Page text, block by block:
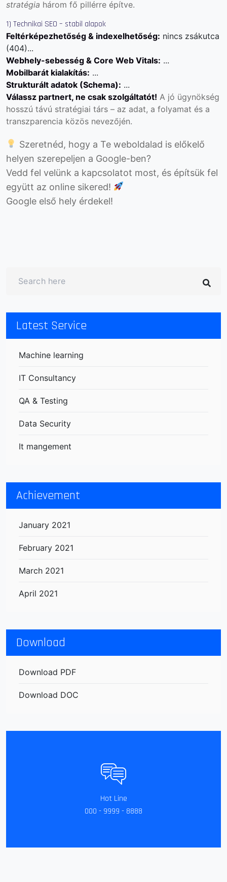
stratégia három fő pillérre építve.
1) Technikai SEO – stabil alapok
Feltérképezhetőség & indexelhetőség: nincs zsákutca
(404)...
Webhely-sebesség & Core Web Vitals: ...
Mobilbarát kialakítás: ...
Strukturált adatok (Schema): ...
Válassz partnert, ne csak szolgáltatót! A jó ügynökség
hosszú távú stratégiai társ – az adat, a folyamat és a
transzparencia közös nevezőjén.
Szeretnéd, hogy a Te weboldalad is előkelő
helyen szerepeljen a Google-ben?
Vedd fel velünk a kapcsolatot most, és építsük fel
együtt az online sikered!
Google első hely érdekel!
Latest Service
Machine learning
IT Consultancy
QA & Testing
Data Security
It mangement
Achievement
January 2021
February 2021
March 2021
April 2021
Download
Download PDF
Download DOC
Hot Line
000 - 9999 - 8888